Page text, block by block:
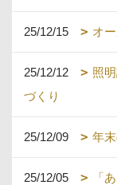
25/12/15 オ
25/12/12
照
づくり
25/12/09 年
25/12/05
「